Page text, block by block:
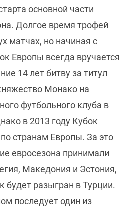
основной части
Долгое время трофей
матчах, но начиная с
Европы всегда вручается
14 лет битву за титул
Монако на
футбольного клуба в
в 2013 году Кубок
странам Европы. За это
евросезона принимали
Македония и Эстония,
будет разыгран в Турции.
последует один из